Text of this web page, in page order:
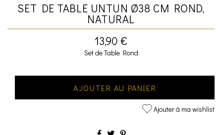
SET DE TABLE UNTUN Ø38 CM ROND,
NATURAL
13,90 €
Set de Table Rond
AJOUTER AU PANIER
Ajouter à ma wishlist